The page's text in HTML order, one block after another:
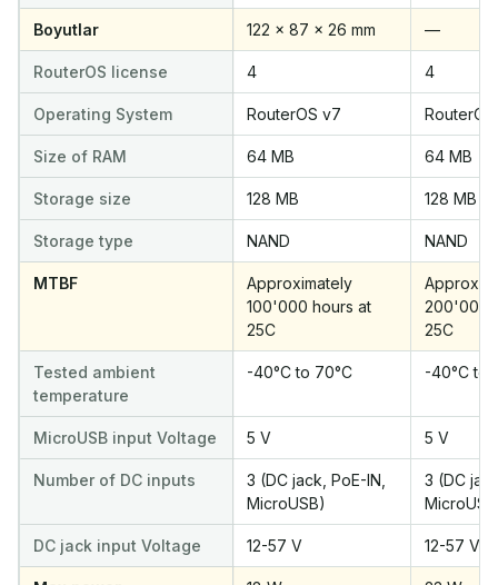
Boyutlar 122 x 87 x 26 mm —
RouterOS license 4 4
Operating System RouterOS v7
Size of RAM 64 MB 64 MB
Storage size 128 MB 128 MB
Storage type NAND NAND
MTBF
Approximately
100'000 hours at
25C
200'000
25C
Tested ambient
temperature
-40°C to 70°C -40°C to
MicroUSB input Voltage 5 V 5 V
Number of DC inputs
3 (DC jack, PoE-IN,
MicroUSB)
3 (DC
DC jack input Voltage 12-57 V 12-57 V